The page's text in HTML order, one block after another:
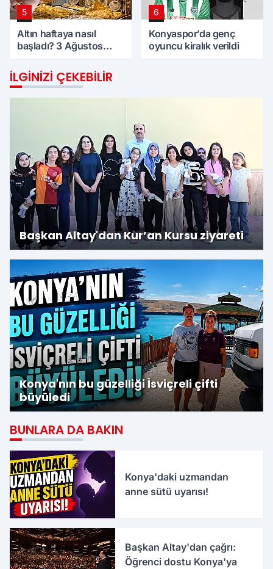
5
Altın haftaya nasıl
başladı? 3 Ağustos
Konya'da altın fiyatları
6
Konyaspor’da genç
oyuncu kiralık verildi
İLGINIZI ÇEKEBILIR
Başkan Altay'dan Kur’an Kursu ziyareti
Konya'nın bu güzelliği İsviçreli çifti
büyüledi
BUNLARA DA BAKIN
Konya'daki uzmandan
anne sütü uyarısı!
Başkan Altay'dan çağrı:
Öğrenci dostu Konya'ya